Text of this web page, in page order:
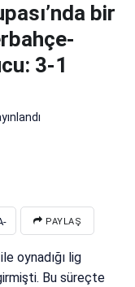
bir
3-1
PAYLAŞ
oynadığı lig
Bu süreçte